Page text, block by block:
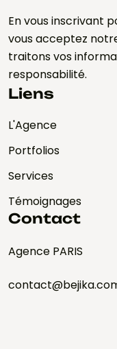
En vous inscrivant
vous acceptez
traitons vos
responsabilité.
Liens
L'Agence
Portfolios
Services
Témoignages
Contact
Agence PARIS